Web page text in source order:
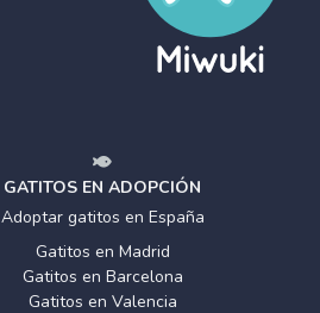
GATITOS EN ADOPCIÓN
Adoptar gatitos en España
Gatitos en Madrid
Gatitos en Barcelona
Gatitos en Valencia